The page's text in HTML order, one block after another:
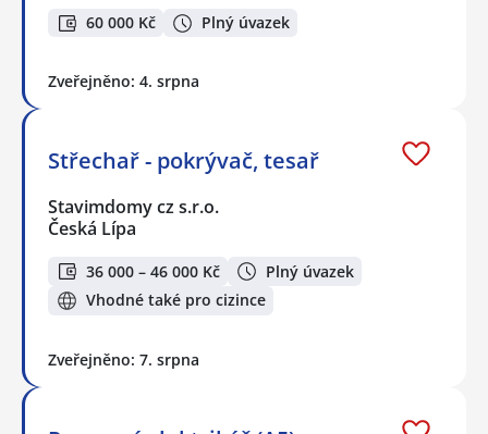
60 000 Kč Plný úvazek
Zveřejněno: 4. srpna
Střechař - pokrývač, tesař
Stavimdomy cz s.r.o.
Česká Lípa
36 000 – 46 000 Kč
Plný úvazek
Vhodné také pro cizince
Zveřejněno: 7. srpna